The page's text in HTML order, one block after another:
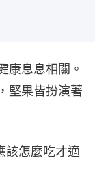
康息息相關。
堅果皆扮演著
該怎麼吃才適